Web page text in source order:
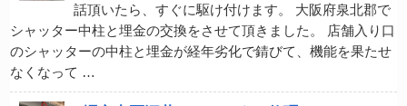
話頂いたら、すぐに駆け付けます。 大阪府泉北郡で
シャッター中柱と埋金の交換をさせて頂きました。 店舗入り口
のシャッターの中柱と埋金が経年劣化で錆びて、機能を果たせ
なくなって …